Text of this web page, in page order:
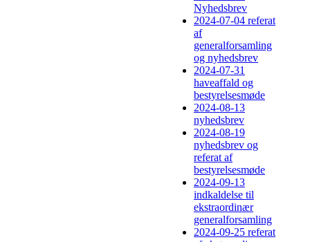
Nyhedsbrev
2024-07-04 referat
af
generalforsamling
og nyhedsbrev
2024-07-31
haveaffald og
bestyrelsesmøde
2024-08-13
nyhedsbrev
2024-08-19
nyhedsbrev og
referat af
bestyrelsesmøde
2024-09-13
indkaldelse til
ekstraordinær
generalforsamling
2024-09-25 referat